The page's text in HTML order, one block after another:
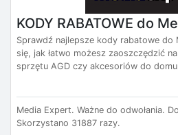
KODY RABATOWE do
Sprawdź najlepsze kody rabatowe do
się, jak łatwo możesz zaoszczędzić
sprzętu AGD czy akcesoriów do
Media Expert. Ważne do odwołania.
Skorzystano 31887 razy.